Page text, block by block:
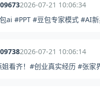
2026-07-21 10:06:34
ai #PPT #豆包专家模式 #AI
2026-07-21 10:06:14
看齐！#创业真实经历 #张家